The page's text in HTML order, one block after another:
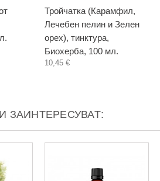
Тройчатка (Карамфил,
Лечебен пелин и Зелен
орех), тинктура,
Биохерба, 100 мл.
10,45 €
ЗАИНТЕРЕСУВАТ: